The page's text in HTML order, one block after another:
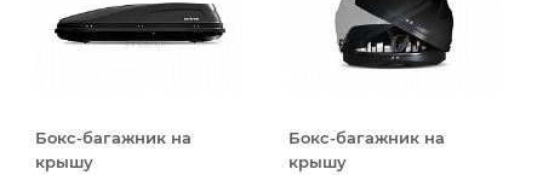
Бокс-багажник на
крышу
Бокс-багажник на
крышу